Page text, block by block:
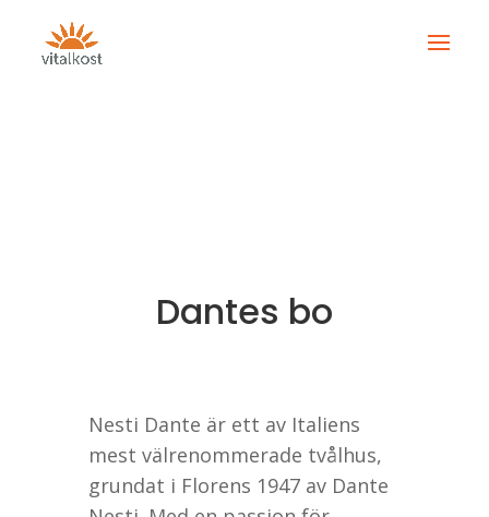
Dantes bo
Nesti Dante är ett av Italiens
mest välrenommerade tvålhus,
grundat i Florens 1947 av Dante